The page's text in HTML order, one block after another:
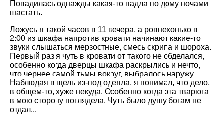
Повадилась однажды какая-то падла по дому ночами
шастать.
Ложусь я такой часов в 11 вечера, а ровнехонько в
2:00 из шкафа напротив кровати начинают какие-то
звуки слышаться мерзостные, смесь скрипа и шороха.
Первый раз я чуть в кровати от такого не обделался,
особенно когда дверцы шкафа раскрылись и нечто,
что чернее самой тьмы вокруг, выбралось наружу.
Наблюдая в щель из-под одеяла, я понимал, что дело,
в общем-то, хуже некуда. Особенно когда эта тварюга
в мою сторону поглядела. Чуть было душу богам не
отдал...